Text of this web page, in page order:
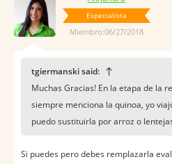
Especialista
Miembro:06/27/2018
tgiermanski said:
Muchas Gracias! En la etapa de la
siempre menciona la quinoa, yo
puedo sustituirla por arroz o
Si puedes pero debes remplazarla